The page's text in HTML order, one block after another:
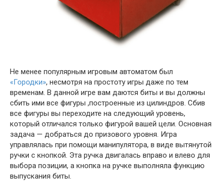
Не менее популярным игровым автоматом был
«Городки», несмотря на простоту игры даже по тем
временам. В данной игре вам даются биты и вы должны
сбить ими все фигуры ,построенные из цилиндров. Сбив
все фигуры вы переходите на следующий уровень,
который отличался только фигурой вашей цели. Основная
задача — добраться до призового уровня. Игра
управлялась при помощи манипулятора, в виде вытянутой
ручки с кнопкой. Эта ручка двигалась вправо и влево для
выбора позиции, а кнопка на ручке выполняла функцию
выпускания биты.